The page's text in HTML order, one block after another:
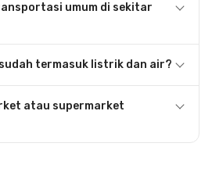
umum di sekitar
termasuk listrik dan air?
atau supermarket